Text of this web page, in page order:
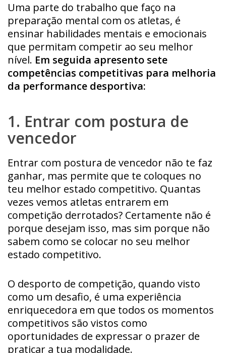
Uma parte do trabalho que faço na
preparação mental com os atletas, é
ensinar habilidades mentais e emocionais
que permitam competir ao seu melhor
nível. Em seguida apresento sete
competências competitivas para melhoria
da performance desportiva:
1. Entrar com postura de
vencedor
Entrar com postura de vencedor não te faz
ganhar, mas permite que te coloques no
teu melhor estado competitivo. Quantas
vezes vemos atletas entrarem em
competição derrotados? Certamente não é
porque desejam isso, mas sim porque não
sabem como se colocar no seu melhor
estado competitivo.
O desporto de competição, quando visto
como um desafio, é uma experiência
enriquecedora em que todos os momentos
competitivos são vistos como
oportunidades de expressar o prazer de
praticar a tua modalidade.